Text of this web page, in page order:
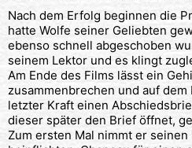
Nach dem Erfolg beginnen die
hatte Wolfe seiner Geliebten
ebenso schnell abgeschoben
seinem Lektor und es klingt
Am Ende des Films lässt ein
zusammenbrechen und auf
letzter Kraft einen
dieser später den Brief öffnet,
Zum ersten Mal nimmt er